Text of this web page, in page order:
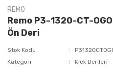
REMO
Remo P3-1320-CT-
Ön Deri
Stok Kodu
Kategori
Kick Derileri